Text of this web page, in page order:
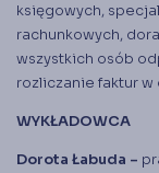
księgowych,
rachunkowych,
wszystkich osób
rozliczanie faktur w
WYKŁADOWCA
Dorota Łabuda –